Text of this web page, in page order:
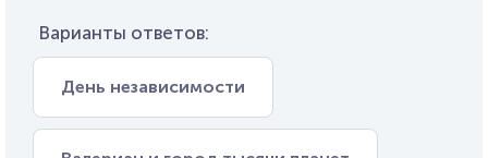
Варианты ответов:
День независимости